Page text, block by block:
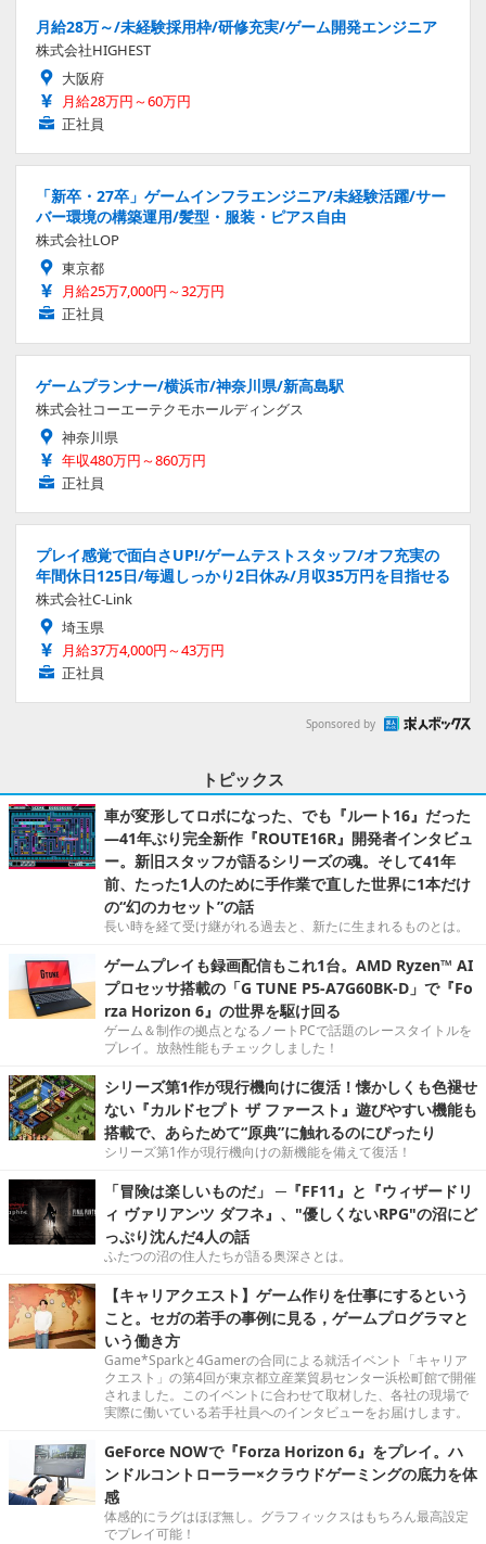
月給28万～/未経験採用枠/研修充実/ゲーム開発エンジニア
株式会社HIGHEST
大阪府
月給28万円～60万円
正社員
「新卒・27卒」ゲームインフラエンジニア/未経験活躍/サー
バー環境の構築運用/髪型・服装・ピアス自由
株式会社LOP
東京都
月給25万7,000円～32万円
正社員
ゲームプランナー/横浜市/神奈川県/新高島駅
株式会社コーエーテクモホールディングス
神奈川県
年収480万円～860万円
正社員
プレイ感覚で面白さUP!/ゲームテストスタッフ/オフ充実の
年間休日125日/毎週しっかり2日休み/月収35万円を目指せる
株式会社C-Link
埼玉県
月給37万4,000円～43万円
正社員
Sponsored by
トピックス
車が変形してロボになった、でも『ルート16』だった
―41年ぶり完全新作『ROUTE16R』開発者インタビュ
ー。新旧スタッフが語るシリーズの魂。そして41年
前、たった1人のために手作業で直した世界に1本だけ
の“幻のカセット”の話
長い時を経て受け継がれる過去と、新たに生まれるものとは。
ゲームプレイも録画配信もこれ1台。AMD Ryzen™ AI
プロセッサ搭載の「G TUNE P5-A7G60BK-D」で『Fo
rza Horizon 6』の世界を駆け回る
ゲーム＆制作の拠点となるノートPCで話題のレースタイトルを
プレイ。放熱性能もチェックしました！
シリーズ第1作が現行機向けに復活！懐かしくも色褪せ
ない『カルドセプト ザ ファースト』遊びやすい機能も
搭載で、あらためて“原典”に触れるのにぴったり
シリーズ第1作が現行機向けの新機能を備えて復活！
「冒険は楽しいものだ」 ─『FF11』と『ウィザードリ
ィ ヴァリアンツ ダフネ』、"優しくないRPG"の沼にど
っぷり沈んだ4人の話
ふたつの沼の住人たちが語る奥深さとは。
【キャリアクエスト】ゲーム作りを仕事にするという
こと。セガの若手の事例に見る，ゲームプログラマと
いう働き方
Game*Sparkと4Gamerの合同による就活イベント「キャリア
クエスト」の第4回が東京都立産業貿易センター浜松町館で開催
されました。このイベントに合わせて取材した、各社の現場で
実際に働いている若手社員へのインタビューをお届けします。
GeForce NOWで『Forza Horizon 6』をプレイ。ハ
ンドルコントローラー×クラウドゲーミングの底力を体
感
体感的にラグはほぼ無し。グラフィックスはもちろん最高設定
でプレイ可能！